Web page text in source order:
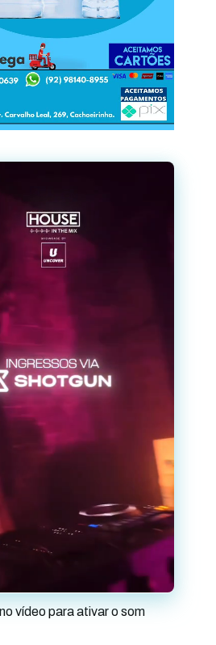
vídeo para ativar o som